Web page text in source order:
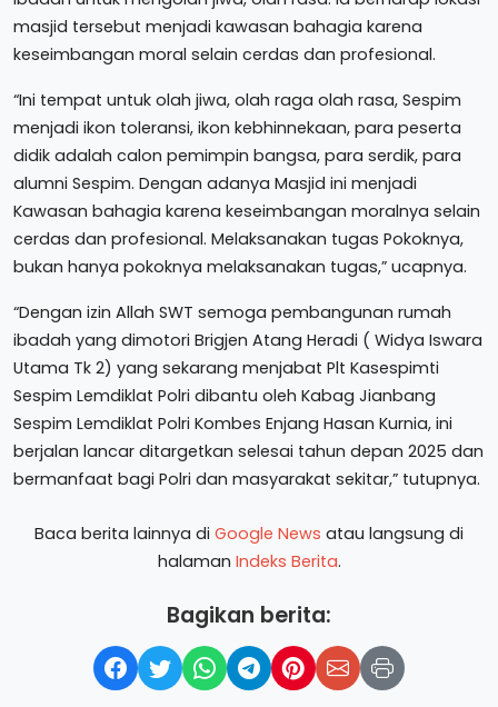
masjid tersebut menjadi kawasan bahagia karena
keseimbangan moral selain cerdas dan profesional.
“Ini tempat untuk olah jiwa, olah raga olah rasa, Sespim
menjadi ikon toleransi, ikon kebhinnekaan, para peserta
didik adalah calon pemimpin bangsa, para serdik, para
alumni Sespim. Dengan adanya Masjid ini menjadi
Kawasan bahagia karena keseimbangan moralnya selain
cerdas dan profesional. Melaksanakan tugas Pokoknya,
bukan hanya pokoknya melaksanakan tugas,” ucapnya.
“Dengan izin Allah SWT semoga pembangunan rumah
ibadah yang dimotori Brigjen Atang Heradi ( Widya Iswara
Utama Tk 2) yang sekarang menjabat Plt Kasespimti
Sespim Lemdiklat Polri dibantu oleh Kabag Jianbang
Sespim Lemdiklat Polri Kombes Enjang Hasan Kurnia, ini
berjalan lancar ditargetkan selesai tahun depan 2025 dan
bermanfaat bagi Polri dan masyarakat sekitar,” tutupnya.
Baca berita lainnya di Google News atau langsung di
halaman Indeks Berita.
Bagikan berita: